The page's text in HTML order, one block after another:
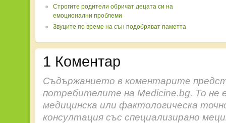
Строгите родители обричат децата си на
емоционални проблеми
Звуците по време на сън подобряват паметта
1 Коментар
Съдържанието в коментарите
потребителите на Medicine.bg. То не
медицинска или фактологическа
консултация със специализирано